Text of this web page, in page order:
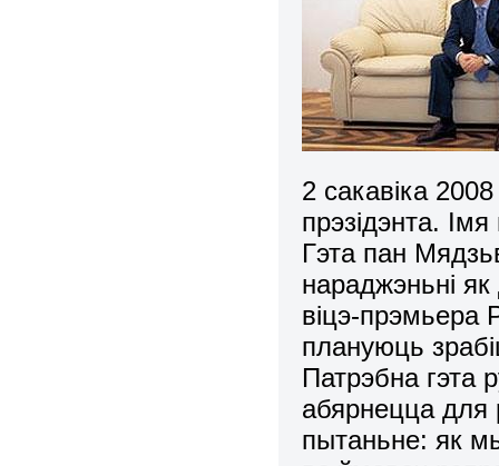
2 сакавіка
прэзідэнта.
Гэта пан
нараджэньні
віцэ-прэмьера
плануюць
Патрэбна гэта
абярнецца для
пытаньне: як